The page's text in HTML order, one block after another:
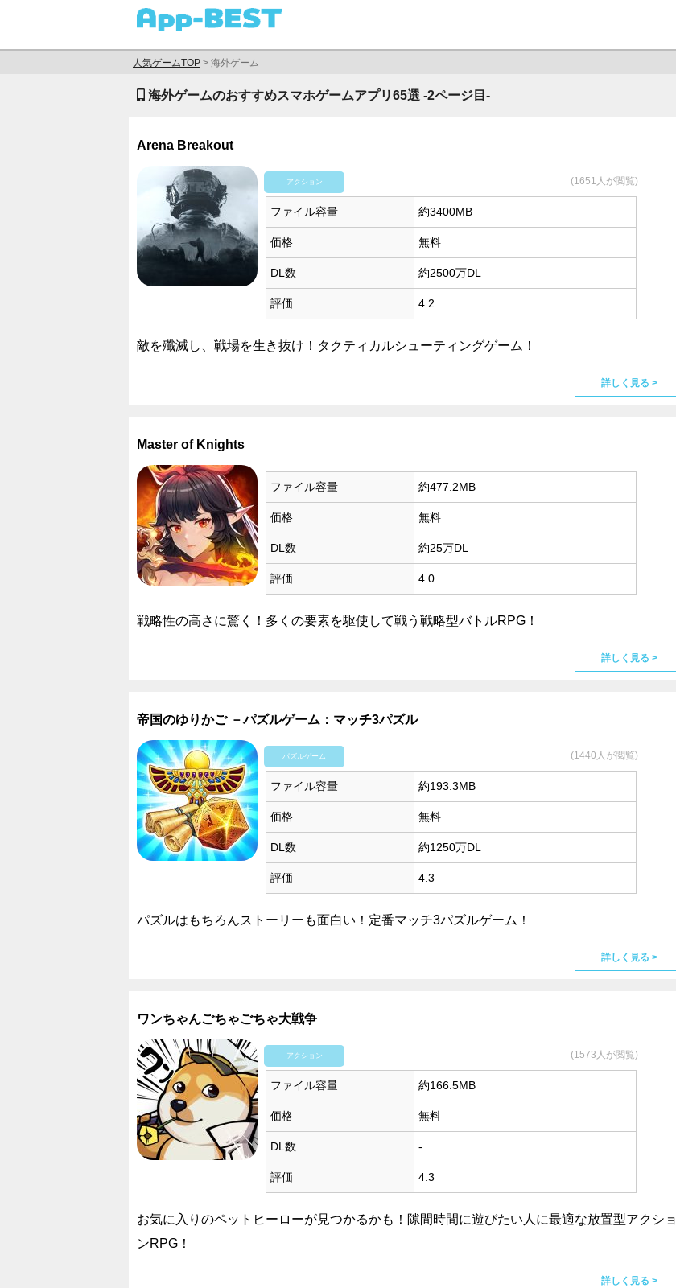
人気ゲームTOP > 海外ゲーム
海外ゲームのおすすめスマホゲームアプリ65選 -2ページ目-
Arena Breakout
アクション (1651人が閲覧)
ファイル容量 約3400MB
価格 無料
DL数 約2500万DL
評価 4.2
敵を殲滅し、戦場を生き抜け！タクティカルシューティングゲーム！
詳しく見る >
Master of Knights
ファイル容量 約477.2MB
価格 無料
DL数 約25万DL
評価 4.0
戦略性の高さに驚く！多くの要素を駆使して戦う戦略型バトルRPG！
詳しく見る >
帝国のゆりかご －パズルゲーム：マッチ3パズル
パズルゲーム (1440人が閲覧)
ファイル容量 約193.3MB
価格 無料
DL数 約1250万DL
評価 4.3
パズルはもちろんストーリーも面白い！定番マッチ3パズルゲーム！
詳しく見る >
ワンちゃんごちゃごちゃ大戦争
アクション (1573人が閲覧)
ファイル容量 約166.5MB
価格 無料
DL数 -
評価 4.3
お気に入りのペットヒーローが見つかるかも！隙間時間に遊びたい人に最適な放置型アクショ
ンRPG！
詳しく見る >